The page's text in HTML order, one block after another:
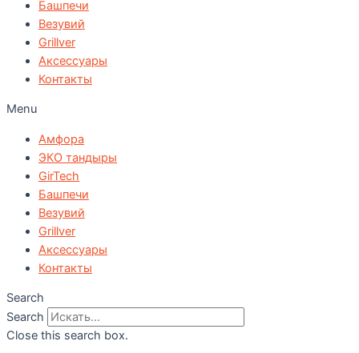
Башпечи
Везувий
Grillver
Аксессуары
Контакты
Menu
Амфора
ЭКО тандыры
GirTech
Башпечи
Везувий
Grillver
Аксессуары
Контакты
Search
Search
Close this search box.